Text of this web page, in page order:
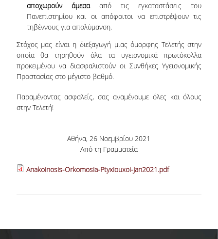
αποχωρούν άμεσααπό τις εγκαταστάσεις του
Πανεπιστημίου και οι απόφοιτοι να επιστρέψουν τις
τηβέννους για απολύμανση.
Στόχος μας είναι η διεξαγωγή μιας όμορφης Τελετής στην
οποία θα τηρηθούν όλα τα υγειονομικά πρωτόκολλα
προκειμένου να διασφαλιστούν οι Συνθήκες Υγειονομικής
Προστασίας στο μέγιστο βαθμό.
Παραμένοντας ασφαλείς, σας αναμένουμε όλες και όλους
στην Τελετή!
Αθήνα, 26 Νοεμβρίου 2021
Από τη Γραμματεία
Anakoinosis-Orkomosia-Ptyxiouxoi-Jan2021.pdf